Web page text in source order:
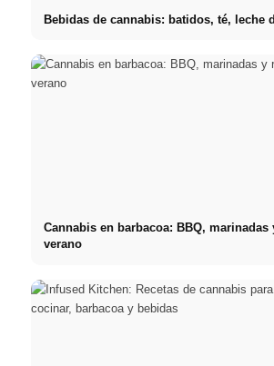
Bebidas de cannabis: batidos, té, leche
Cannabis en barbacoa: BBQ, marinadas
verano